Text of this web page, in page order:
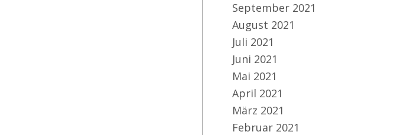
September 2021
August 2021
Juli 2021
Juni 2021
Mai 2021
April 2021
März 2021
Februar 2021